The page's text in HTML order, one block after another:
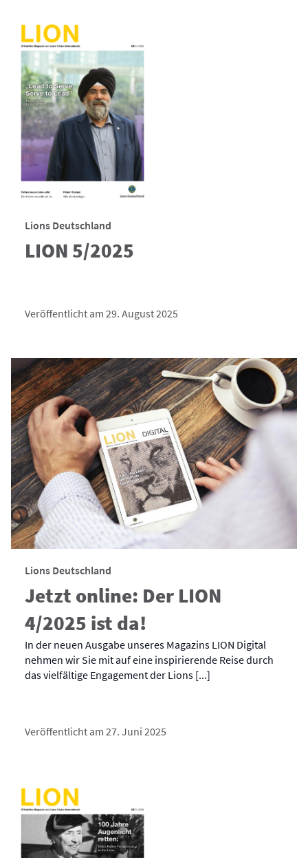
Lions Deutschland
LION 5/2025
Veröffentlicht am 29. August 2025
Lions Deutschland
Jetzt online: Der LION
4/2025 ist da!
In der neuen Ausgabe unseres Magazins LION Digital
nehmen wir Sie mit auf eine inspirierende Reise durch
das vielfältige Engagement der Lions [...]
Veröffentlicht am 27. Juni 2025